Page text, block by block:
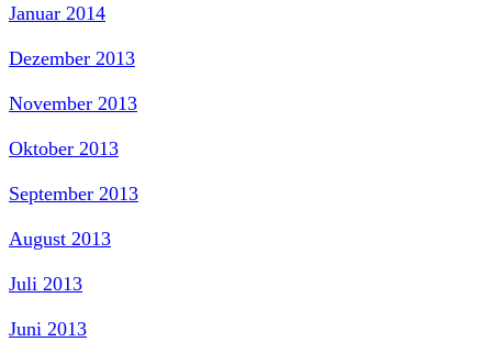
Januar 2014
Dezember 2013
November 2013
Oktober 2013
September 2013
August 2013
Juli 2013
Juni 2013